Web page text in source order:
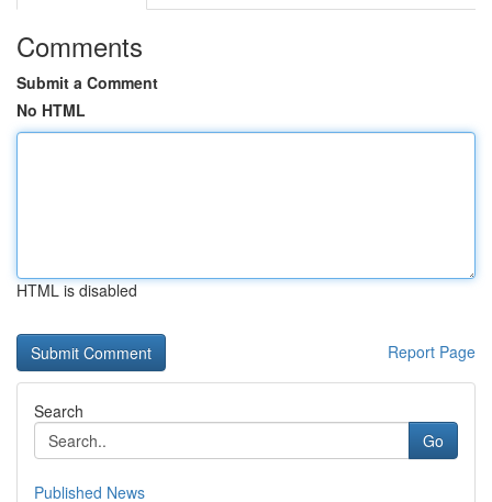
Comments
Submit a Comment
No HTML
HTML is disabled
Report Page
Search
Go
Published News